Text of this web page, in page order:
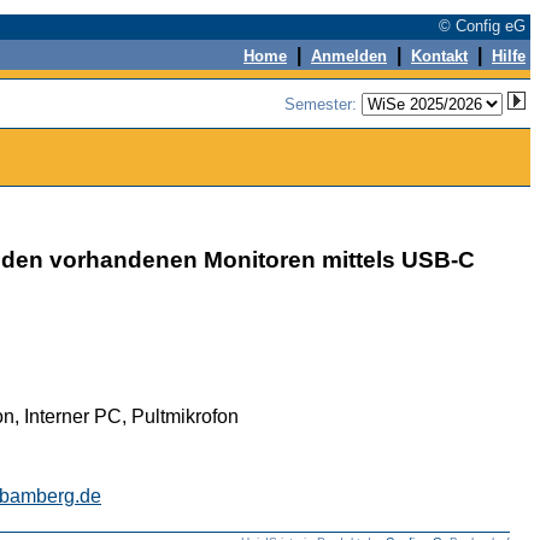
© Config eG
Home Anmelden Kontakt Hilfe
Semester:
vorhandenen Monitoren mittels USB-C
Interner PC, Pultmikrofon